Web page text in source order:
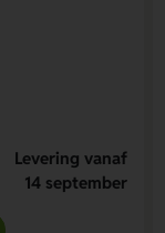
Levering vanaf
14 september